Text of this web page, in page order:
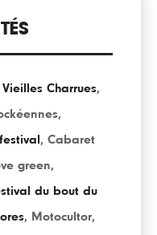
Vieilles Charrues,
,
, Cabaret
green,
du bout du
, Motocultor,